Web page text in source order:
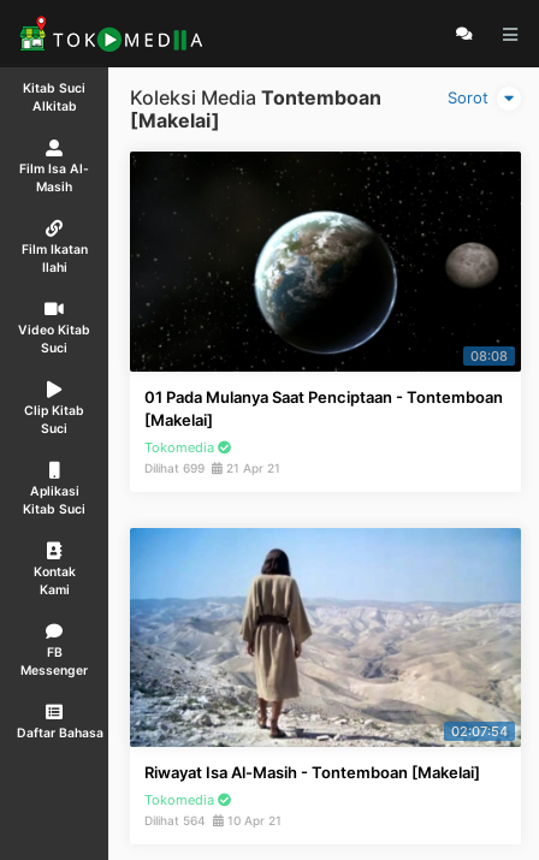
Kitab Suci
Alkitab
Film Isa Al-
Masih
Film Ikatan
Ilahi
Video Kitab
Suci
Clip Kitab
Suci
Aplikasi
Kitab Suci
Kontak
Kami
FB
Messenger
Daftar Bahasa
Sorot
Koleksi Media Tontemboan
[Makelai]
08:08
01 Pada Mulanya Saat Penciptaan - Tontemboan
[Makelai]
Tokomedia
Dilihat 699 21 Apr 21
02:07:54
Riwayat Isa Al-Masih - Tontemboan [Makelai]
Tokomedia
Dilihat 564 10 Apr 21